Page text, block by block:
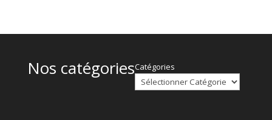
Nos catégoriesCatégories